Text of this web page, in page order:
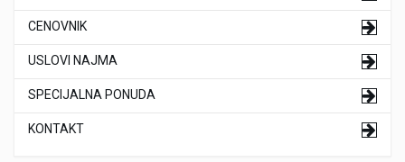
CENOVNIK
USLOVI NAJMA
SPECIJALNA PONUDA
KONTAKT